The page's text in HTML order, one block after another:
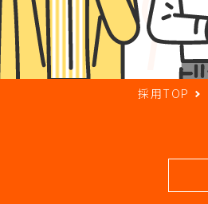
採用TOP